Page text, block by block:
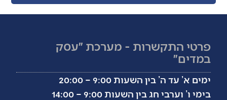
פרטי התקשרות - מערכת ״עסק
במדים״
ימים א’ עד ה’ בין השעות 9:00 – 20:00
בימי ו’ וערבי חג בין השעות 9:00 – 14:00